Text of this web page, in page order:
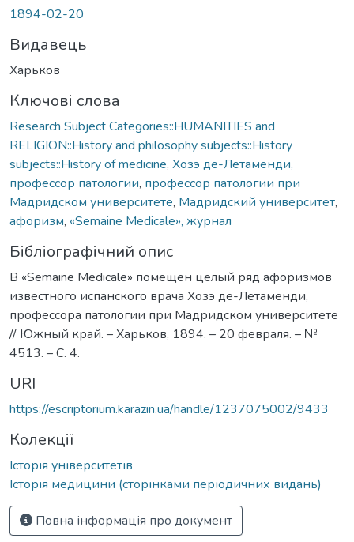
1894-02-20
Видавець
Харьков
Ключові слова
Research Subject Categories::HUMANITIES and
RELIGION::History and philosophy subjects::History
subjects::History of medicine, Хозэ де-Летаменди,
профессор патологии, профессор патологии при
Мадридском университете, Мадридский университет,
афоризм, «Semaine Medicale», журнал
Бібліографічний опис
В «Semaine Medicale» помещен целый ряд афоризмов
известного испанского врача Хозэ де-Летаменди,
профессора патологии при Мадридском университете
// Южный край. – Харьков, 1894. – 20 февраля. – №
4513. – С. 4.
URI
https://escriptorium.karazin.ua/handle/1237075002/9433
Колекції
Історія університетів
Історія медицини (сторінками періодичних видань)
Повна інформація про документ